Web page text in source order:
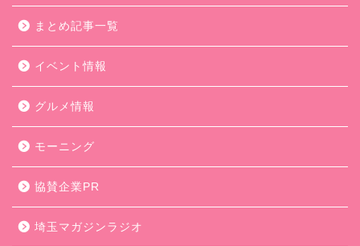
まとめ記事一覧
イベント情報
グルメ情報
モーニング
協賛企業PR
埼玉マガジンラジオ